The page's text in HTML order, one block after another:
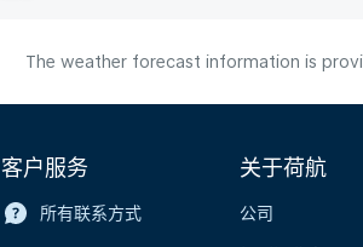
The weather forecast information is
客户服务
所有联系方式
关于荷航
公司